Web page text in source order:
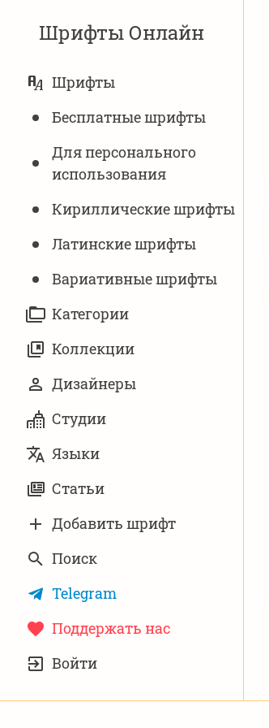
Шрифты Онлайн
НАВИГАЦИЯ
Шрифты
Бесплатные шрифты
Для персонального
использования
Кириллические шрифты
Латинские шрифты
Вариативныe шрифты
Категории
Коллекции
Дизайнеры
Студии
Языки
Статьи
Добавить шрифт
Поиск
Telegram
Поддержать нас
ЗАПИСЬ
Войти